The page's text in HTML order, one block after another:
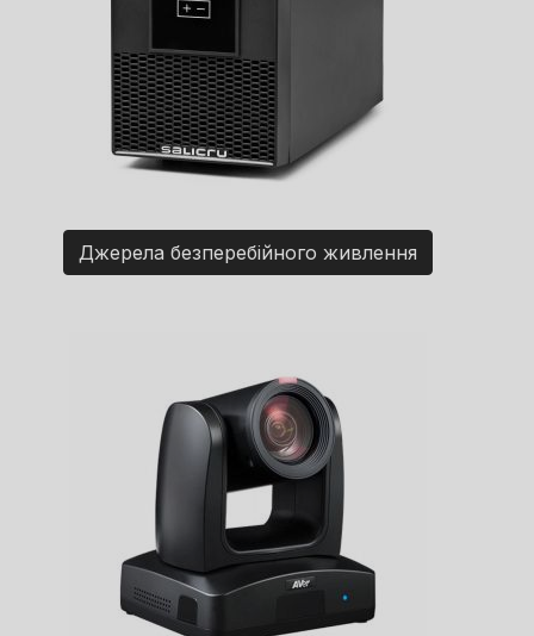
Джерела безперебійного живлення